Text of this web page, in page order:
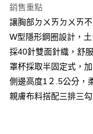
AFTEE先享後付
相關說明
【關於「AFTEE先享後付
AFTEE先享後付是「在
便利好安心！
１．簡單：不需註冊會
２．便利：只要手機號
３．安心：先確認商品
ATM付款
運送方式
全家取貨付款
銷售重點
讓胸部ㄉㄨㄞㄉㄨㄞ
W型隱形鋼圈設計，
採40針雙面針織，舒
罩杯採取半固定式，
側邊高度1２.5公分，
親膚布料搭配三排三